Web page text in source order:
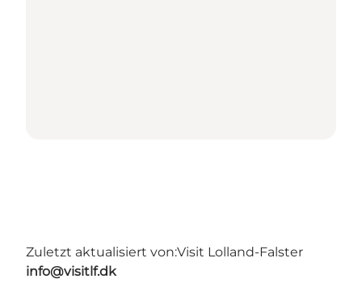
Zuletzt aktualisiert von:Visit Lolland-Falster
info@visitlf.dk